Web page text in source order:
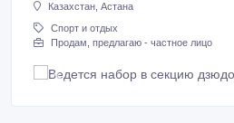
Казахстан, Астана
Спорт и отдых
Продам, предлагаю - частное лицо